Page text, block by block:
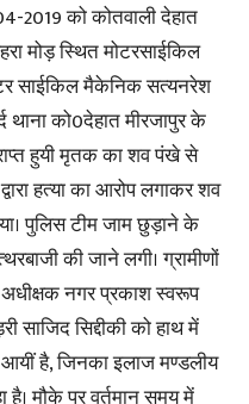
2019 को कोतवाली देहात
मोड़ स्थित मोटरसाईकिल
साईकिल मैकेनिक सत्यनरेश
थाना को0देहात मीरजापुर के
हुयी मृतक का शव पंखे से
हत्या का आरोप लगाकर शव
पुलिस टीम जाम छुड़ाने के
की जाने लगी। ग्रामीणों
अधीक्षक नगर प्रकाश स्वरूप
साजिद सिद्दीकी को हाथ में
है, जिनका इलाज मण्डलीय